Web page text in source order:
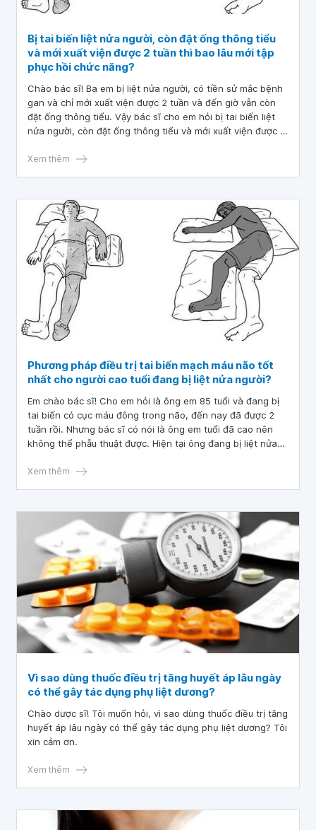
Bị tai biến liệt nửa người, còn đặt ống thông tiểu
và mới xuất viện được 2 tuần thì bao lâu mới tập
phục hồi chức năng?
Chào bác sĩ! Ba em bị liệt nửa người, có tiền sử mắc bệnh
gan và chỉ mới xuất viện được 2 tuần và đến giờ vẫn còn
đặt ống thông tiểu. Vậy bác sĩ cho em hỏi bị tai biến liệt
nửa người, còn đặt ống thông tiểu và mới xuất viện được 2
tư vấn và giải đáp. Em xin chân thành cảm ơn!
Xem thêm
Phương pháp điều trị tai biến mạch máu não tốt
nhất cho người cao tuổi đang bị liệt nửa người?
Em chào bác sĩ! Cho em hỏi là ông em 85 tuổi và đang bị
tai biến có cục máu đông trong não, đến nay đã được 2
tuần rồi. Nhưng bác sĩ có nói là ông em tuổi đã cao nên
không thể phẫu thuật được. Hiện tại ông đang bị liệt nửa
hỏi phương pháp điều trị tai biến mạch máu não tốt nhất
Xem thêm
Vì sao dùng thuốc điều trị tăng huyết áp lâu ngày
có thể gây tác dụng phụ liệt dương?
Chào dược sĩ! Tôi muốn hỏi, vì sao dùng thuốc điều trị tăng
huyết áp lâu ngày có thể gây tác dụng phụ liệt dương? Tôi
xin cảm ơn.
Xem thêm